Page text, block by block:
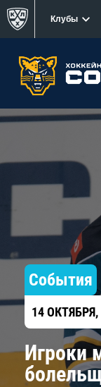
Клубы
События
14 ОКТЯБРЯ,
Игроки